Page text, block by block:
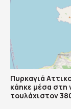
Πυρκαγιά
κάηκε μέσα στη
τουλάχιστον